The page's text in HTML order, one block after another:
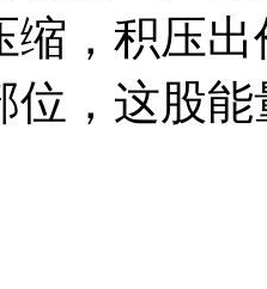
缩，积压
位，这股